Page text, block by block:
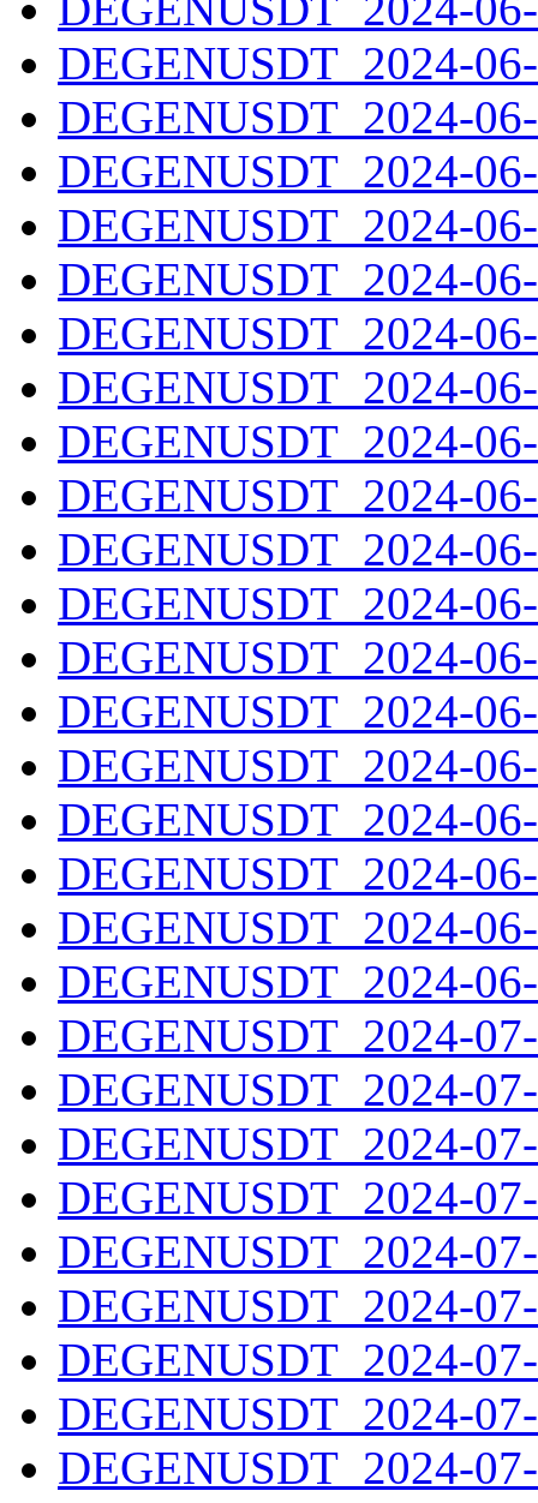
DEGENUSDT_2024-
DEGENUSDT_2024-
DEGENUSDT_2024-
DEGENUSDT_2024-
DEGENUSDT_2024-
DEGENUSDT_2024-
DEGENUSDT_2024-
DEGENUSDT_2024-
DEGENUSDT_2024-
DEGENUSDT_2024-
DEGENUSDT_2024-
DEGENUSDT_2024-
DEGENUSDT_2024-
DEGENUSDT_2024-
DEGENUSDT_2024-
DEGENUSDT_2024-
DEGENUSDT_2024-
DEGENUSDT_2024-
DEGENUSDT_2024-
DEGENUSDT_2024-
DEGENUSDT_2024-
DEGENUSDT_2024-
DEGENUSDT_2024-
DEGENUSDT_2024-
DEGENUSDT_2024-
DEGENUSDT_2024-
DEGENUSDT_2024-